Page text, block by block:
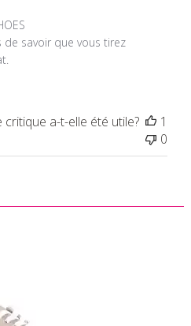
du magasin sur l'examen
savoir que vous tirez
critique a-t-elle été utile?
1
0